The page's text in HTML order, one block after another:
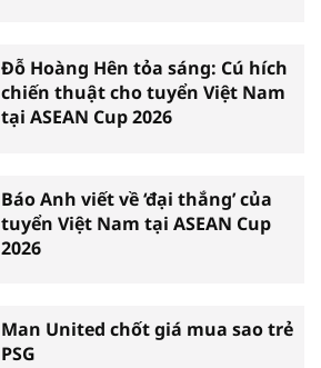
Đỗ Hoàng Hên tỏa sáng: Cú hích
chiến thuật cho tuyển Việt Nam
tại ASEAN Cup 2026
Báo Anh viết về ‘đại thắng’ của
tuyển Việt Nam tại ASEAN Cup
2026
Man United chốt giá mua sao trẻ
PSG